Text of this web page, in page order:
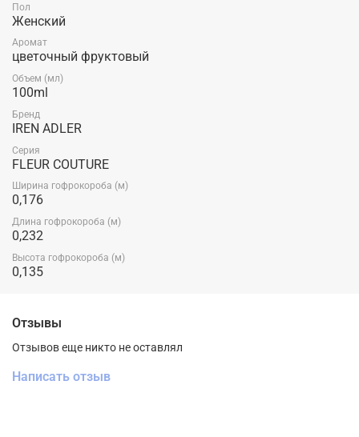
Пол
Женский
Аромат
цветочный фруктовый
Объем (мл)
100ml
Бренд
IREN ADLER
Серия
FLEUR COUTURE
Ширина гофрокороба (м)
0,176
Длина гофрокороба (м)
0,232
Высота гофрокороба (м)
0,135
Отзывы
Отзывов еще никто не оставлял
Написать отзыв